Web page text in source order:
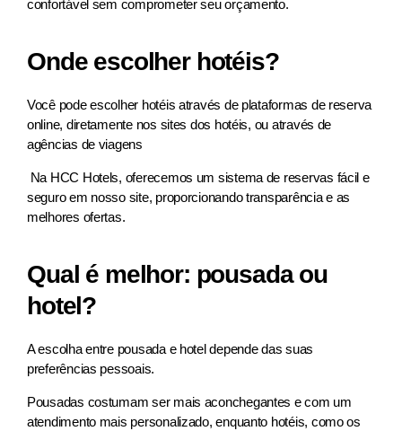
confortável sem comprometer seu orçamento.
Onde escolher hotéis?
Você pode escolher hotéis através de plataformas de reserva
online, diretamente nos sites dos hotéis, ou através de
agências de viagens
Na HCC Hotels, oferecemos um sistema de reservas fácil e
seguro em nosso site, proporcionando transparência e as
melhores ofertas.
Qual é melhor: pousada ou
hotel?
A escolha entre pousada e hotel depende das suas
preferências pessoais.
Pousadas costumam ser mais aconchegantes e com um
atendimento mais personalizado, enquanto hotéis, como os